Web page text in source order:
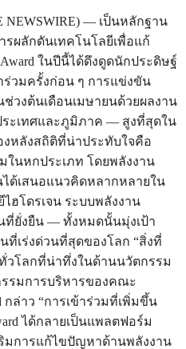
NEWSWIRE) — เป็นหลักฐาน
รผลักดันเทคโนโลยีเพื่อแก้
ในปีนี้ได้ดึงดูดนักประดิษฐ์
ร่วมครั้งก่อน ๆ การแข่งขัน
วงต้นเดือนเมษายนด้วยผลงาน
ระเทศและภูมิภาค — สูงที่สุดใน
งหลังสถิติที่น่าประทับใจคือ
นหกประเภท โดยพลังงาน
ด้เสนอแนวคิดหลากหลายใน
ไฮโดรเจน ระบบพลังงาน
ที่ยั่งยืน — ทั้งหมดนั้นมุ่งเป้า
เร่งด่วนที่สุดของโลก “สิ่งที่
วโลกที่น่าทึ่งในด้านนวัตกรรม
รรมการบริหารของคณะ
กล่าว “การเข้าร่วมที่เพิ่มขึ้น
ได้กลายเป็นแพลตฟอร์ม
มการแก้ไขปัญหาด้านพลังงาน